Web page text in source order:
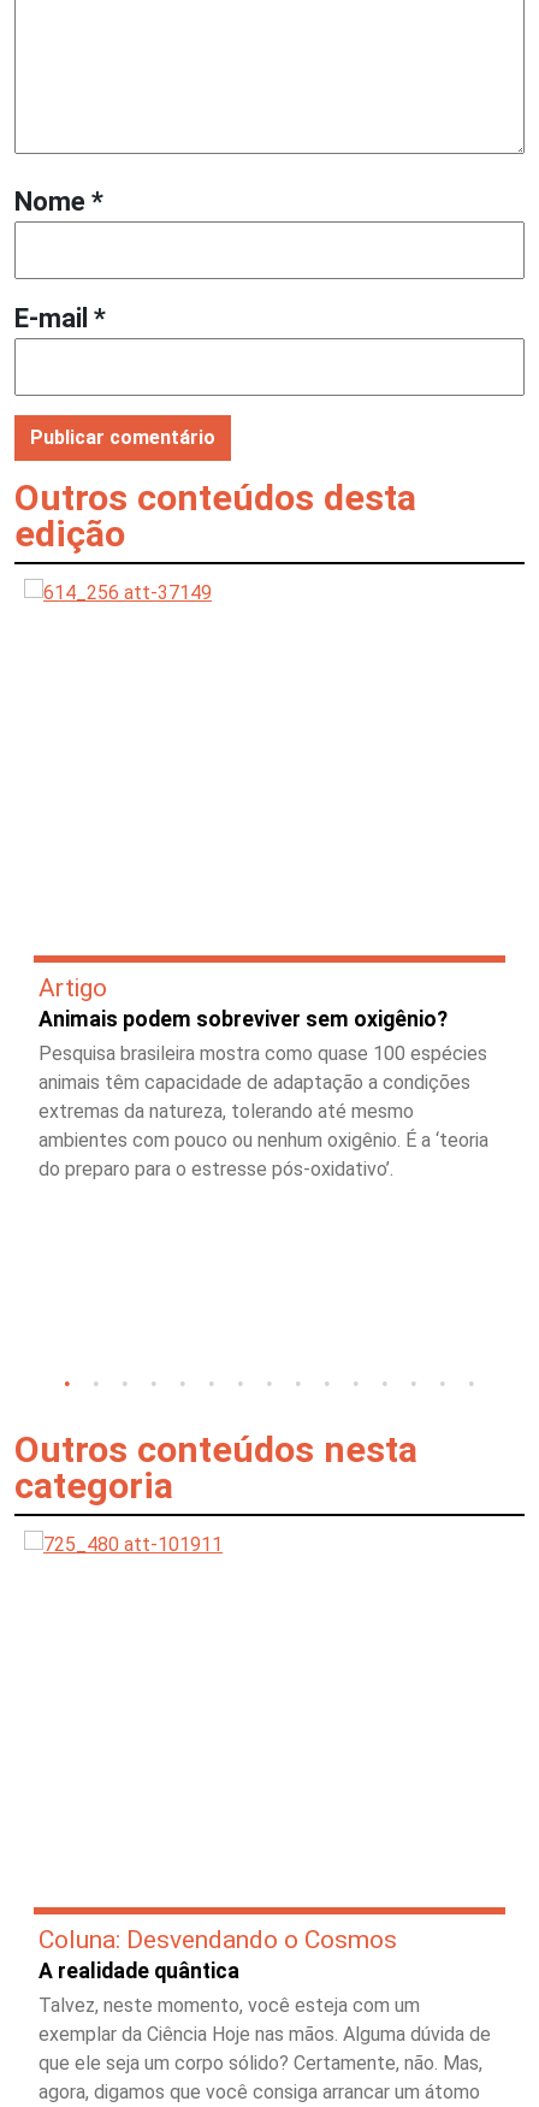
Nome *
E-mail *
Outros conteúdos desta
edição
Artigo
Animais podem sobreviver sem oxigênio?
Pesquisa brasileira mostra como quase 100 espécies
animais têm capacidade de adaptação a condições
extremas da natureza, tolerando até mesmo
ambientes com pouco ou nenhum oxigênio. É a ‘teoria
do preparo para o estresse pós-oxidativo’.
Outros conteúdos nesta
categoria
Coluna: Desvendando o Cosmos
A realidade quântica
Talvez, neste momento, você esteja com um
exemplar da Ciência Hoje nas mãos. Alguma dúvida de
que ele seja um corpo sólido? Certamente, não. Mas,
agora, digamos que você consiga arrancar um átomo